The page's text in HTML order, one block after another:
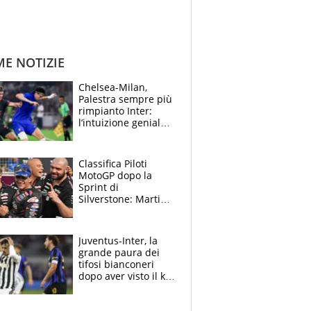
NOTIZIE
Chelsea-Milan,
Palestra sempre più
rimpianto Inter:
l’intuizione geniale
Classifica Piloti
MotoGP dopo la
Sprint di
Silverstone: Martin
Marquez
Juventus-Inter, la
grande paura dei
tifosi bianconeri
dopo aver visto il ko